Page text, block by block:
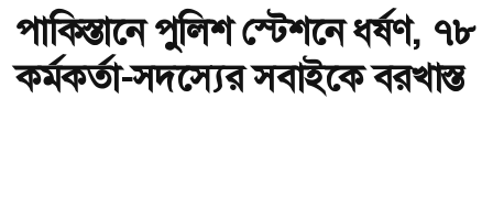
পাকিস্তানে পুলিশ স্টেশনে ধর্ষণ, ৭৮
কর্মকর্তা-সদস্যের সবাইকে বরখাস্ত